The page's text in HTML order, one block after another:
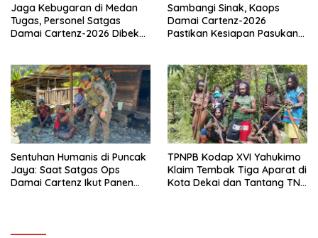
Jaga Kebugaran di Medan
Tugas, Personel Satgas
Damai Cartenz-2026 Dibekali
Sambangi Sinak, Kaops
Damai Cartenz-2026
Pastikan Kesiapan Pasukan
Sentuhan Humanis di Puncak
Jaya: Saat Satgas Ops
Damai Cartenz Ikut Panen
TPNPB Kodap XVI Yahukimo
Klaim Tembak Tiga Aparat di
Kota Dekai dan Tantang TNI-